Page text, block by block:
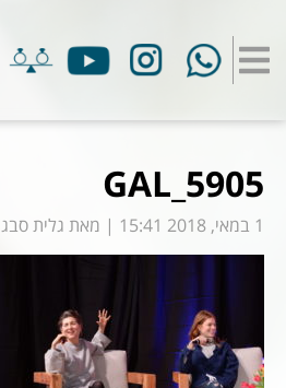
GAL_5905
1 במאי, 2018 15:41 | מאת גלית סבג